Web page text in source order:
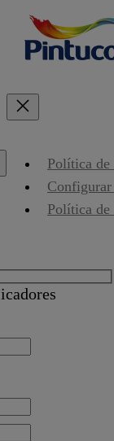
Política de
Política